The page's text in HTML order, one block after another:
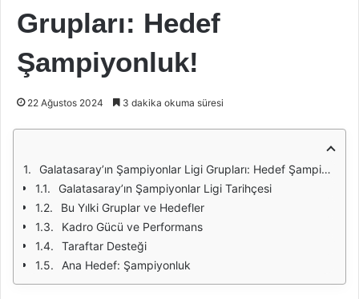
Grupları: Hedef
Şampiyonluk!
22 Ağustos 2024 3 dakika okuma süresi
Galatasaray’ın Şampiyonlar Ligi Grupları: Hedef Şampiyonluk!
Galatasaray’ın Şampiyonlar Ligi Tarihçesi
Bu Yılki Gruplar ve Hedefler
Kadro Gücü ve Performans
Taraftar Desteği
Ana Hedef: Şampiyonluk